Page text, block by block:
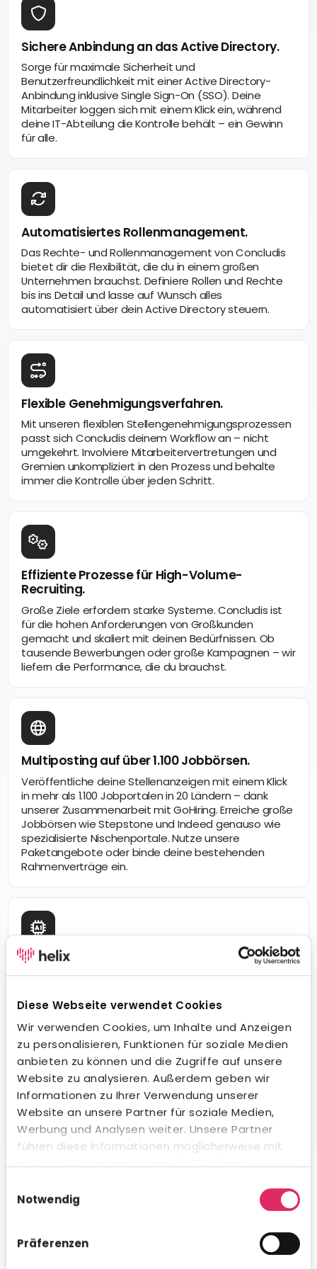
Diese Webseite verwendet Cookies
Wir verwenden Cookies, um Inhalte und Anzeigen
zu personalisieren, Funktionen für soziale Medien
anbieten zu können und die Zugriffe auf unsere
Website zu analysieren. Außerdem geben wir
Informationen zu Ihrer Verwendung unserer
Website an unsere Partner für soziale Medien,
Werbung und Analysen weiter. Unsere Partner
führen diese Informationen möglicherweise mit
weiteren Daten zusammen, die Sie ihnen
Nutzung der Dienste gesammelt haben.
Notwendig
Präferenzen
Sichere Anbindung an das Active Directory.
Sorge für maximale Sicherheit und
Benutzerfreundlichkeit mit einer Active Directory-
Anbindung inklusive Single Sign-On (SSO). Deine
Mitarbeiter loggen sich mit einem Klick ein, während
deine IT-Abteilung die Kontrolle behält – ein Gewinn
für alle.
Automatisiertes Rollenmanagement.
Das Rechte- und Rollenmanagement von Concludis
bietet dir die Flexibilität, die du in einem großen
Unternehmen brauchst. Definiere Rollen und Rechte
bis ins Detail und lasse auf Wunsch alles
automatisiert über dein Active Directory steuern.
Flexible Genehmigungsverfahren.
Mit unseren flexiblen Stellengenehmigungsprozessen
passt sich Concludis deinem Workflow an – nicht
umgekehrt. Involviere Mitarbeitervertretungen und
Gremien unkompliziert in den Prozess und behalte
immer die Kontrolle über jeden Schritt.
Effiziente Prozesse für High-Volume-
Recruiting.
Große Ziele erfordern starke Systeme. Concludis ist
für die hohen Anforderungen von Großkunden
gemacht und skaliert mit deinen Bedürfnissen. Ob
tausende Bewerbungen oder große Kampagnen – wir
liefern die Performance, die du brauchst.
Multiposting auf über 1.100 Jobbörsen.
Veröffentliche deine Stellenanzeigen mit einem Klick
in mehr als 1.100 Jobportalen in 20 Ländern – dank
unserer Zusammenarbeit mit GoHiring. Erreiche große
Jobbörsen wie Stepstone und Indeed genauso wie
spezialisierte Nischenportale. Nutze unsere
Paketangebote oder binde deine bestehenden
Rahmenverträge ein.
Wegweisende KI-Integration.
Posts und in der Kommunikation mit Bewerbern – in
jeder Sprache und jedem Ton. Natürlich
datenschutzkonform und innerhalb gesetzlicher
Vorgaben. Auch beim Kandidaten-Matching
profitierst du von intelligenter Unterstützung.
Auswertungen direkt in Concludis – oder integriere die
Daten via API in deine bestehenden BI-Tools für
genau dann verfügbar, wenn du es brauchst.